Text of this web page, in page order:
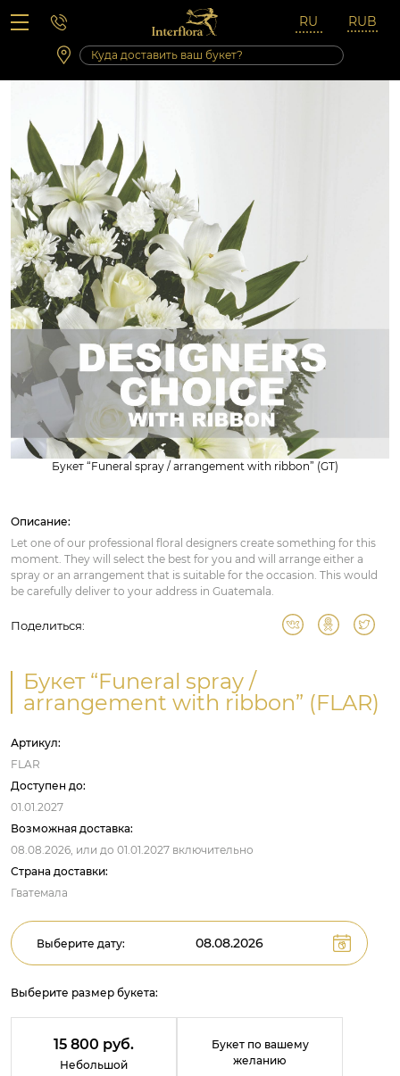
Вопросы-ответы
Сб 10:00 ‐ 14:00
Выходные и праздничные дни
Букет “Funeral spray / arrangement with ribbon” (GT)
Описание:
Let one of our professional floral designers create something for this
moment. They will select the best for you and will arrange either a
spray or an arrangement that is suitable for the occasion. This would
be carefully deliver to your address in Guatemala.
Поделиться:
Букет “Funeral spray /
arrangement with ribbon” (FLAR)
Артикул:
FLAR
Доступен до:
01.01.2027
Возможная доставка:
08.08.2026, или до 01.01.2027 включительно
Страна доставки:
Гватемала
Выберите дату:
Выберите размер букета:
15 800 руб.
Небольшой
Букет по вашему
желанию